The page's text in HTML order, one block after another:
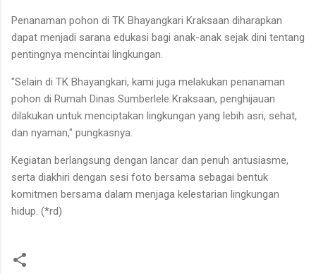
Penanaman pohon di TK Bhayangkari Kraksaan diharapkan
dapat menjadi sarana edukasi bagi anak-anak sejak dini tentang
pentingnya mencintai lingkungan.
"Selain di TK Bhayangkari, kami juga melakukan penanaman
pohon di Rumah Dinas Sumberlele Kraksaan, penghijauan
dilakukan untuk menciptakan lingkungan yang lebih asri, sehat,
dan nyaman," pungkasnya.
Kegiatan berlangsung dengan lancar dan penuh antusiasme,
serta diakhiri dengan sesi foto bersama sebagai bentuk
komitmen bersama dalam menjaga kelestarian lingkungan
hidup. (*rd)